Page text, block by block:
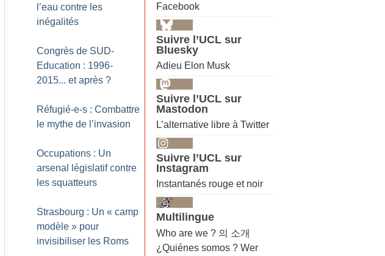
l’eau contre les
inégalités
Congrès de SUD-
Education : 1996-
2015... et après ?
Réfugié-e-s : Combattre
le mythe de l’invasion
Occupations : Un
arsenal législatif contre
les squatteurs
Strasbourg : Un « camp
modèle » pour
invisibiliser les Roms
Facebook
Suivre l’UCL sur
Bluesky
Adieu Elon Musk
Suivre l’UCL sur
Mastodon
L’alternative libre à Twitter
Suivre l’UCL sur
Instagram
Instantanés rouge et noir
Multilingue
Who are we ? 의 소개
¿Quiénes somos ? Wer